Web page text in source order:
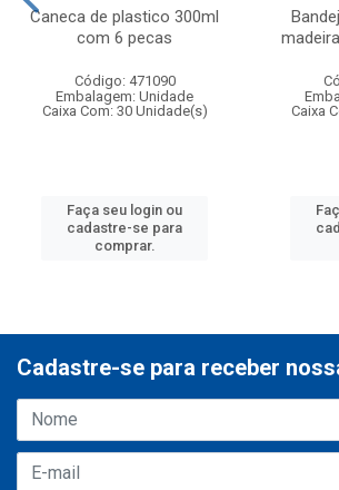
Caneca de plastico 300ml
com 6 pecas
Código: 471090
Embalagem: Unidade
Caixa Com: 30 Unidade(s)
Faça seu login ou
cadastre-se para
comprar.
Caixa
Cadastre-se para receber